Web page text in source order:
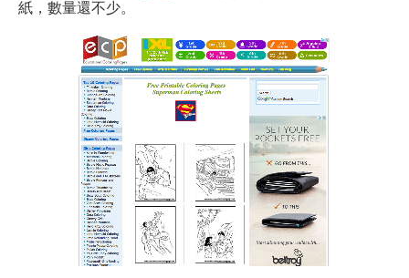
紙，數量還不少。